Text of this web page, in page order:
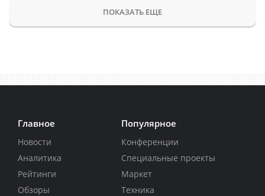
ПОКАЗАТЬ ЕЩЕ
Главное
Новости
Аналитика
Рейтинги
Обзоры
Популярное
Конференции
Специальные проекты
Маркет
Техника